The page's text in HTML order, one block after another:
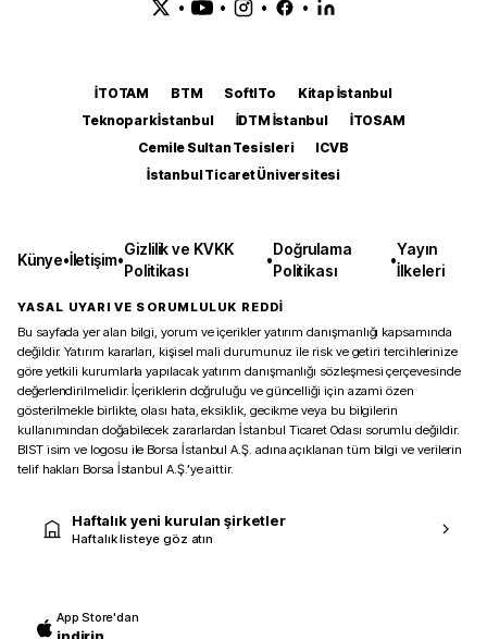
• • • •
İTOTAM BTM SoftITo
Kitap İstanbul
Teknopark İstanbul
İDTM İstanbul
İTOSAM
Cemile Sultan Tesisleri
ICVB
İstanbul Ticaret Üniversitesi
Künye•İletişim•
Gizlilik ve KVKK
Politikası
•
Doğrulama
Politikası
•
Yayın
İlkeleri
YASAL UYARI VE SORUMLULUK REDDİ
Bu sayfada yer alan bilgi, yorum ve içerikler yatırım danışmanlığı kapsamında
değildir. Yatırım kararları, kişisel mali durumunuz ile risk ve getiri tercihlerinize
göre yetkili kurumlarla yapılacak yatırım danışmanlığı sözleşmesi çerçevesinde
değerlendirilmelidir. İçeriklerin doğruluğu ve güncelliği için azami özen
gösterilmekle birlikte, olası hata, eksiklik, gecikme veya bu bilgilerin
kullanımından doğabilecek zararlardan İstanbul Ticaret Odası sorumlu değildir.
BIST isim ve logosu ile Borsa İstanbul A.Ş. adına açıklanan tüm bilgi ve verilerin
telif hakları Borsa İstanbul A.Ş.’ye aittir.
Haftalık yeni kurulan şirketler
Haftalık listeye göz atın
App Store'dan